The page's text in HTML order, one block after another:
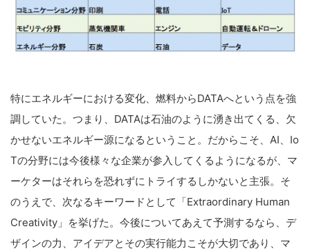
特にエネルギーにおける変化、燃料からDATAへという点を強
調していた。つまり、 DATAは石油のように湧き出てくる、欠
かせないエネルギー源になるということ。だからこそ、 AI、 Io
Tの分野には今後様々な企業が参入してくるようになるが、マ
ーケターはそれらを恐れずにトライするしかないと主張。そ
のうえで、次なるキーワードとして「Extraordinary Human
Creativity 」を挙げた。今後についてあえて予測するなら、デ
ザインの力、アイデアとその実行能力こそが大切であり、マ